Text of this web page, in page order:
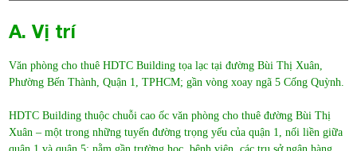
quận 1 và quận 5; nằm gần trường học, bệnh viện, các trụ sở ngân hàng,
trung tâm thương mại cũng như nhiều tiện ích vui chơi giải trí khác.
Cao ốc HDTC Building nằm gần ngã 5 Cống Quỳnh, lưu thông thuận lợi
sang quận 5, quận 10, quận 3 và quận 4. Tuy mật độ lưu thông cao, nhưng
điểm
– Cách vòng xoay ngã 5 Cống Quỳnh 90m
– Đối diện Công viên 23/9